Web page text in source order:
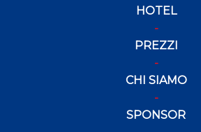
HOTEL
PREZZI
CHI SIAMO
SPONSOR